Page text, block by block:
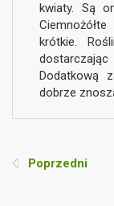
kwiaty. Są
krótkie.
Dodatkową
dobrze
Poprzedni